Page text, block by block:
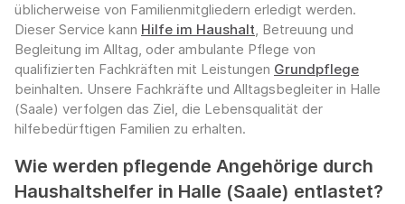
üblicherweise von Familienmitgliedern erledigt werden.
Dieser Service kann Hilfe im Haushalt, Betreuung und
Begleitung im Alltag, oder ambulante Pflege von
qualifizierten Fachkräften mit Leistungen Grundpflege
beinhalten. Unsere Fachkräfte und Alltagsbegleiter in Halle
(Saale) verfolgen das Ziel, die Lebensqualität der
hilfebedürftigen Familien zu erhalten.
Wie werden pflegende Angehörige durch
Haushaltshelfer in Halle (Saale) entlastet?